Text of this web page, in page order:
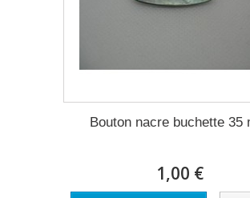
Bouton nacre buchette 35
1,00 €